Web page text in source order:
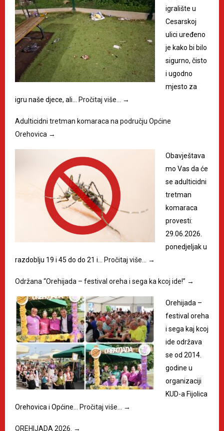
igralište u
Cesarskoj
ulici uređeno
je kako bi bilo
sigurno, čisto
i ugodno
mjesto za
igru naše djece, ali…
Pročitaj više… →
Adulticidni tretman komaraca na području Općine
Orehovica →
Obavještava
mo Vas da će
se adulticidni
tretman
komaraca
provesti:
29.06.2026.
ponedjeljak u
razdoblju 19 i 45 do do 21 i…
Pročitaj više… →
Održana “Orehijada – festival oreha i sega ka kcoj ide!” →
Orehijada –
festival oreha
i sega kaj kcoj
ide održava
se od 2014.
godine u
organizaciji
KUD-a Fijolica
Orehovica i Općine…
Pročitaj više… →
OREHIJADA 2026. →